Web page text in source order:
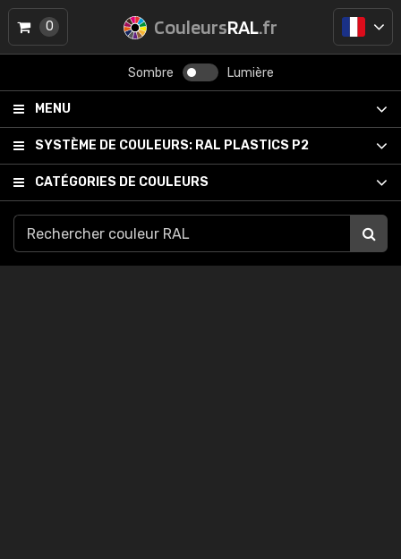
CouleursRAL.fr
Sombre Lumière
MENU
SYSTÈME DE COULEURS: RAL PLASTICS P2
CATÉGORIES DE COULEURS
0